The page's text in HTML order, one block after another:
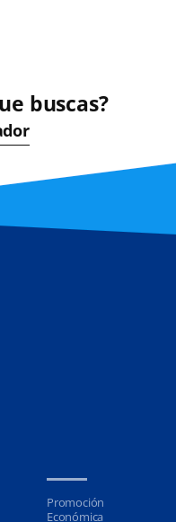
buscas?
Promoción
Económica